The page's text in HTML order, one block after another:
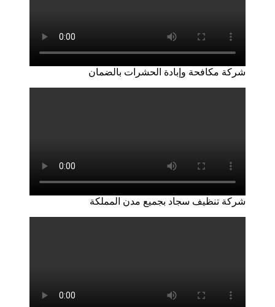
شركة مكافحة وإبادة الحشرات بالضمان
شركة تنظيف سجاد بجميع مدن المملكة